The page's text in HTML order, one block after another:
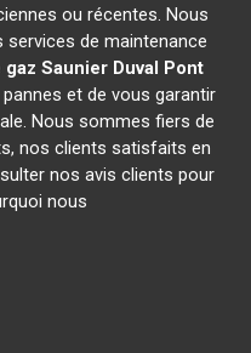
ou récentes. Nous
de maintenance
Saunier Duval Pont
et de vous garantir
Nous sommes fiers de
nos clients satisfaits en
nos avis clients pour
nous